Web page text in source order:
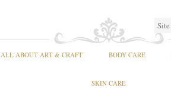
ALL ABOUT ART & CRAFT BODY CARE
SKIN CARE